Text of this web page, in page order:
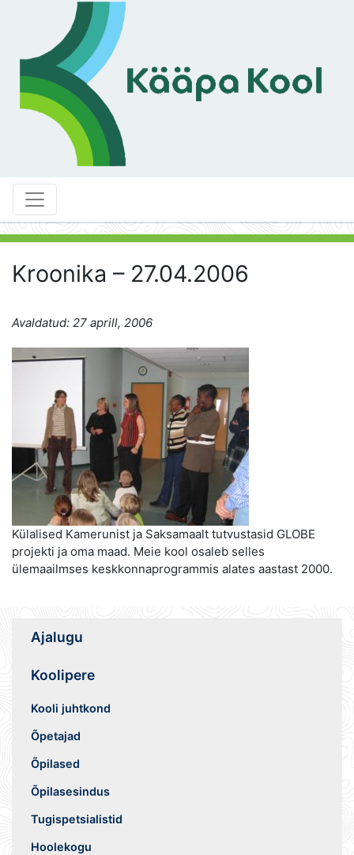
Kroonika – 27.04.2006
Avaldatud: 27 aprill, 2006
Külalised Kamerunist ja Saksamaalt tutvustasid GLOBE
projekti ja oma maad. Meie kool osaleb selles
ülemaailmses keskkonnaprogrammis alates aastast 2000.
Ajalugu
Koolipere
Kooli juhtkond
Õpetajad
Õpilased
Õpilasesindus
Tugispetsialistid
Hoolekogu